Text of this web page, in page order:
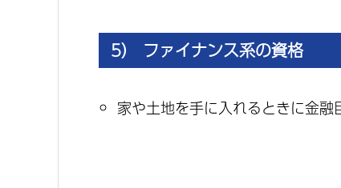
5） ファイナンス系の資格
家や土地を手に入れるときに金